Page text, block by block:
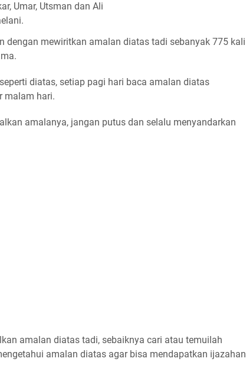
Umar, Utsman dan Ali
dengan mewiritkan amalan diatas tadi sebanyak 775 kali
diatas, setiap pagi hari baca amalan diatas
malam hari.
amalanya, jangan putus dan selalu menyandarkan
amalan diatas tadi, sebaiknya cari atau temuilah
amalan diatas agar bisa mendapatkan ijazahan